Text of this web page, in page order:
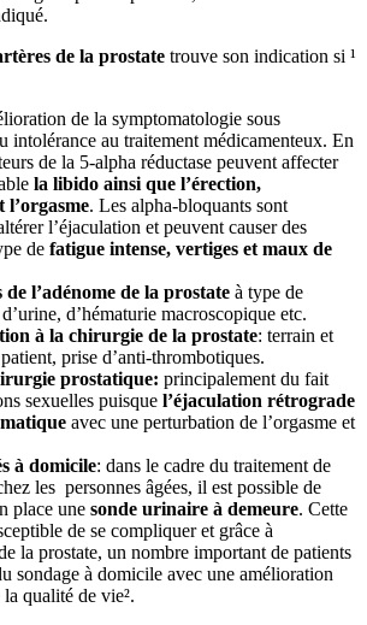
de la prostate trouve son indication si ¹
de la symptomatologie sous
intolérance au traitement médicamenteux. En
de la 5-alpha réductase peuvent affecter
la libido ainsi que l’érection,
l’orgasme. Les alpha-bloquants sont
l’éjaculation et peuvent causer des
de fatigue intense, vertiges et maux de
l’adénome de la prostate à type de
d’hématurie macroscopique etc.
à la chirurgie de la prostate: terrain et
prise d’anti-thrombotiques.
prostatique: principalement du fait
sexuelles puisque l’éjaculation rétrograde
avec une perturbation de l’orgasme et
à domicile: dans le cadre du traitement de
les personnes âgées, il est possible de
place une sonde urinaire à demeure. Cette
de se compliquer et grâce à
la prostate, un nombre important de patients
sondage à domicile avec une amélioration
qualité de vie².